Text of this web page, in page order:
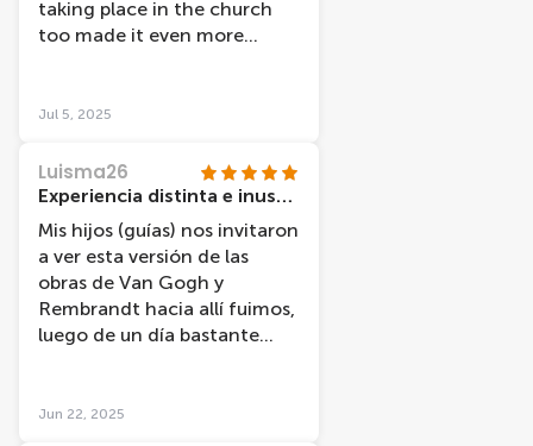
taking place in the church
too made it even more
a star!
Jul 5, 2025
Luisma26
Experiencia distinta e inusual !!!
Mis hijos (guías) nos invitaron
a ver esta versión de las
obras de Van Gogh y
Rembrandt hacia allí fuimos,
luego de un día bastante
cuando entramos y era una
Jun 22, 2025